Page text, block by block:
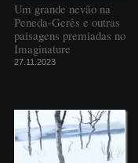
Um grande nevão na
Peneda-Gerês e outras
paisagens premiadas no
Imaginature
27.11.2023